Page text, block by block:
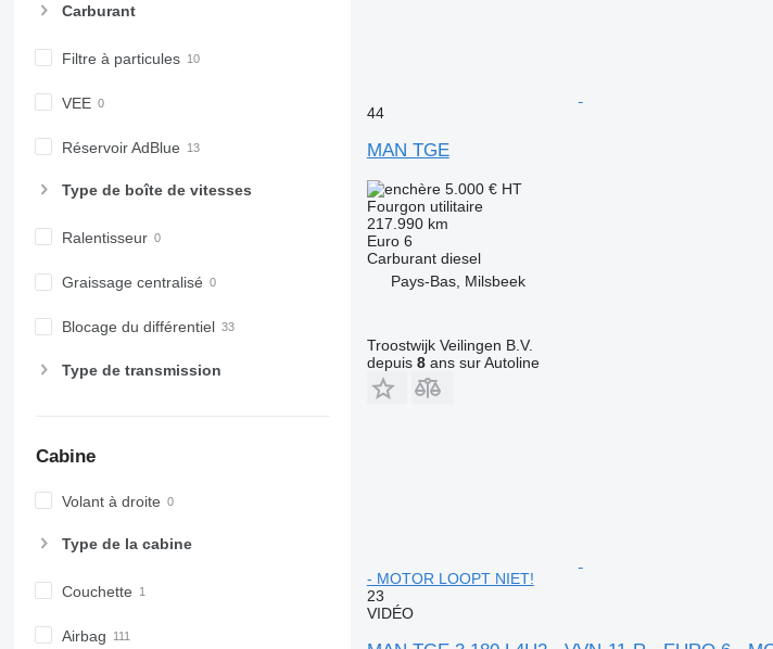
Carburant
Filtre à particules
VEE
Réservoir AdBlue
Type de boîte de vitesses
Ralentisseur
Graissage centralisé
Blocage du différentiel
Type de transmission
Cabine
Volant à droite
Type de la cabine
Couchette
Airbag
44
MAN TGE
5.000 € HT
Fourgon utilitaire
217.990 km
Euro 6
Carburant diesel
Pays-Bas, Milsbeek
Troostwijk Veilingen B.V.
depuis 8ans sur Autoline
- MOTOR LOOPT NIET!
23
VIDÉO